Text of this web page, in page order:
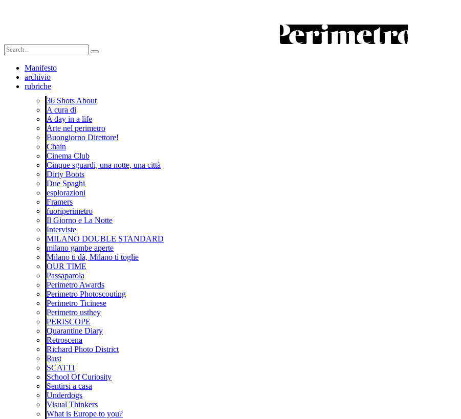
Manifesto
archivio
rubriche
36 Shots About
A cura di
A day in a life
Arte nel perimetro
Buongiorno Direttore!
Chain
Cinema Club
Cinque sguardi, una notte, una città
Dirty Boots
Due Spaghi
esplorazioni
Framers
fuoriperimetro
Il Giorno e La Notte
Interviste
MILANO DOUBLE STANDARD
milano gambe aperte
Milano ti dà, Milano ti toglie
OUR TIME
Passaparola
Perimetro Awards
Perimetro Photoscouting
Perimetro Ticinese
Perimetro usthey
PERISCOPE
Quarantine Diary
Retroscena
Richard Photo District
Rust
SCATTI
School Of Curiosity
Sentirsi a casa
Underdogs
Visual Thinkers
What is Europe to you?